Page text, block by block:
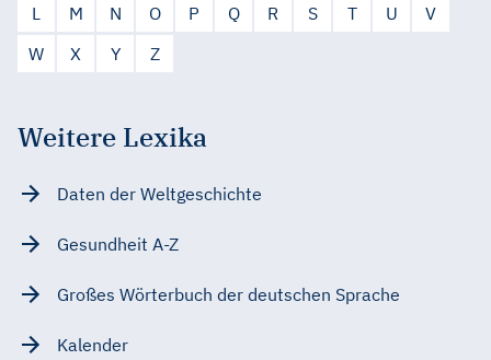
L
M N O P Q R S T U
V
W
X Y Z
Weitere Lexika
Daten der Weltgeschichte
Gesundheit A-Z
Großes Wörterbuch der deutschen Sprache
Kalender